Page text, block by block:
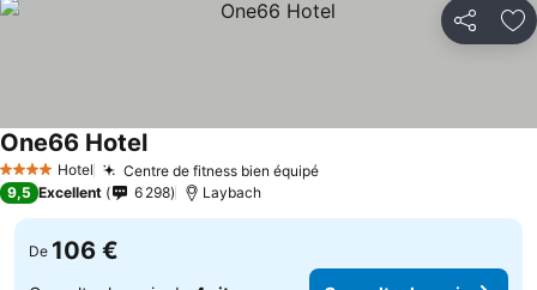
Partager
4 Étoiles Hotel Centre de fitness bien équipéConsulter les prix
One66 HotelConsulter les prix
9,5 Excellent 6 298 Laybach
De 106 €